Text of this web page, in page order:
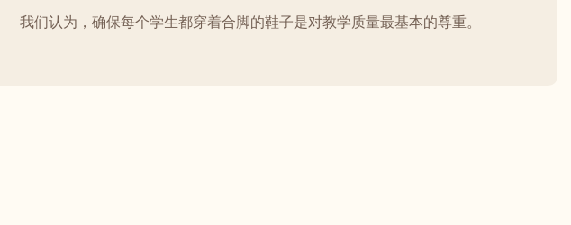
我们认为，确保每个学生都穿着合脚的鞋子是对教学质量最基本的尊重。